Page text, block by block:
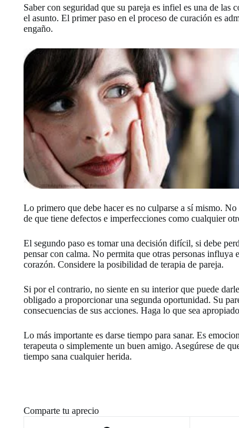
Saber con seguridad que su pareja es infiel es una de las
el asunto. El primer paso en el proceso de curación es
engaño.
Lo primero que debe hacer es no culparse a sí mismo.
de que tiene defectos e imperfecciones como cualquier
El segundo paso es tomar una decisión difícil, si debe
pensar con calma. No permita que otras personas
corazón. Considere la posibilidad de terapia de pareja.
Si por el contrario, no siente en su interior que puede
obligado a proporcionar una segunda oportunidad. Su
consecuencias de sus acciones. Haga lo que sea
Lo más importante es darse tiempo para sanar. Es
terapeuta o simplemente un buen amigo. Asegúrese de
tiempo sana cualquier herida.
Comparte tu aprecio